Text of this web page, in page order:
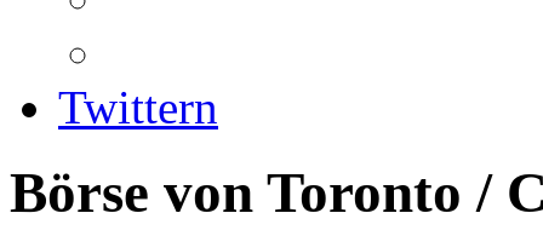
Twittern
Börse von Toronto /